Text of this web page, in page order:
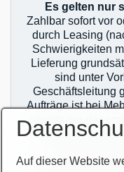
Es gelten nur
Zahlbar sofort vor
durch Leasing
Schwierigkeiten
Lieferung
sind unter
Geschäftsleitung
Aufträge ist bei
jeweils nur der
Sie finden unsere
Auf dieser Website